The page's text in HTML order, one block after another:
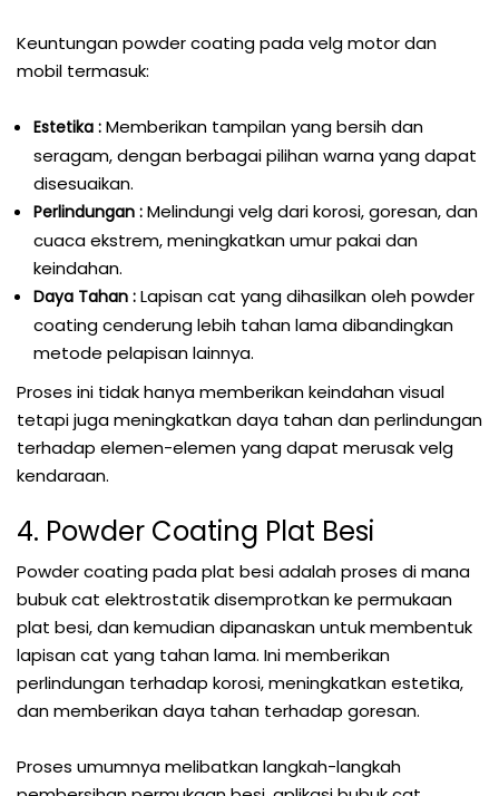
Keuntungan powder coating pada velg motor dan
mobil termasuk:
Estetika : Memberikan tampilan yang bersih dan
seragam, dengan berbagai pilihan warna yang dapat
disesuaikan.
Perlindungan : Melindungi velg dari korosi, goresan, dan
cuaca ekstrem, meningkatkan umur pakai dan
keindahan.
Daya Tahan : Lapisan cat yang dihasilkan oleh powder
coating cenderung lebih tahan lama dibandingkan
metode pelapisan lainnya.
Proses ini tidak hanya memberikan keindahan visual
tetapi juga meningkatkan daya tahan dan perlindungan
terhadap elemen-elemen yang dapat merusak velg
kendaraan.
4. Powder Coating Plat Besi
Powder coating pada plat besi adalah proses di mana
bubuk cat elektrostatik disemprotkan ke permukaan
plat besi, dan kemudian dipanaskan untuk membentuk
lapisan cat yang tahan lama. Ini memberikan
perlindungan terhadap korosi, meningkatkan estetika,
dan memberikan daya tahan terhadap goresan.
Proses umumnya melibatkan langkah-langkah